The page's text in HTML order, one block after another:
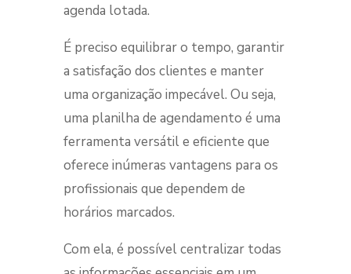
agenda lotada.
É preciso equilibrar o tempo, garantir
a satisfação dos clientes e manter
uma organização impecável. Ou seja,
uma planilha de agendamento é uma
ferramenta versátil e eficiente que
oferece inúmeras vantagens para os
profissionais que dependem de
horários marcados.
Com ela, é possível centralizar todas